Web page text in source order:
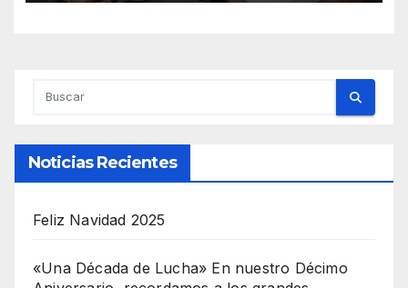
Noticias Recientes
Feliz Navidad 2025
«Una Década de Lucha» En nuestro Décimo